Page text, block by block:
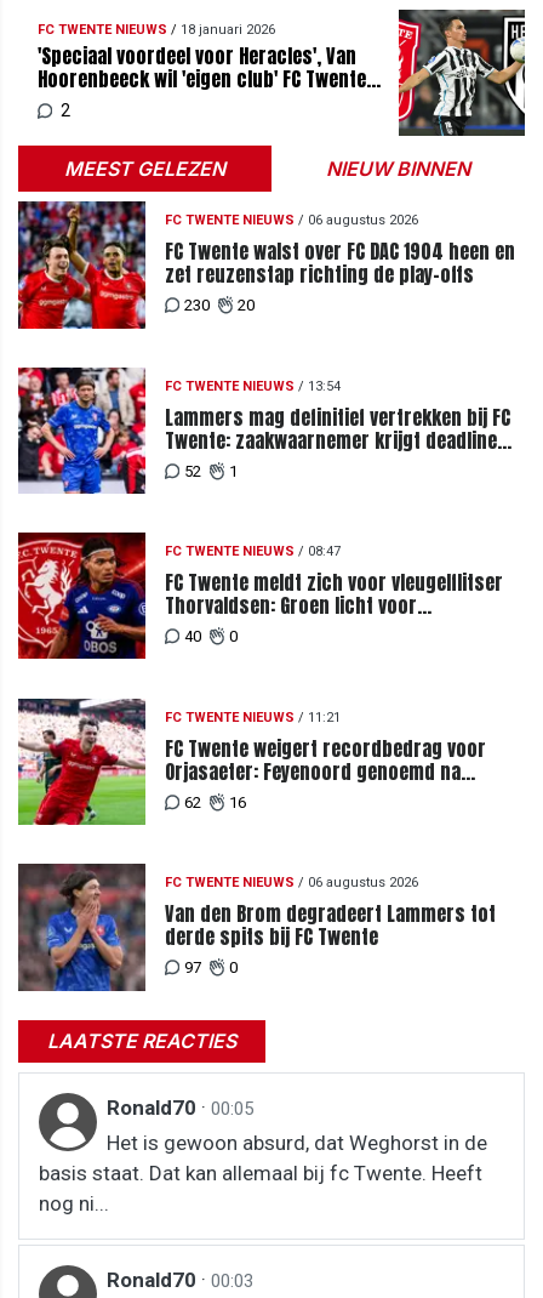
FC TWENTE NIEUWS / 18 januari 2026
'Speciaal voordeel voor Heracles', Van
Hoorenbeeck wil 'eigen club' FC Twente
pijn doen
2
MEEST GELEZEN NIEUW BINNEN
FC TWENTE NIEUWS / 06 augustus 2026
FC Twente walst over FC DAC 1904 heen en
zet reuzenstap richting de play-offs
230 20
FC TWENTE NIEUWS / 13:54
Lammers mag definitief vertrekken bij FC
Twente: zaakwaarnemer krijgt deadline
vanwege komst vervanger
52 1
FC TWENTE NIEUWS / 08:47
FC Twente meldt zich voor vleugelflitser
Thorvaldsen: Groen licht voor
miljoenenbod
40 0
FC TWENTE NIEUWS / 11:21
FC Twente weigert recordbedrag voor
Orjasaeter: Feyenoord genoemd na
megabod
62 16
FC TWENTE NIEUWS / 06 augustus 2026
Van den Brom degradeert Lammers tot
derde spits bij FC Twente
97 0
LAATSTE REACTIES
Ronald70 · 00:05
Het is gewoon absurd, dat Weghorst in de
basis staat. Dat kan allemaal bij fc Twente. Heeft
nog ni...
Ronald70 · 00:03